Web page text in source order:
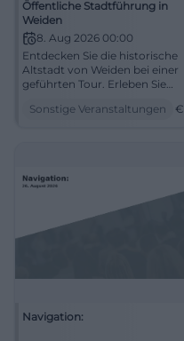
Öffentliche Stadtführung in
Weiden
8. Aug 2026 00:00
Entdecken Sie die historische
Altstadt von Weiden bei einer
geführten Tour. Erleben Sie
und enge Gassen.
Sonstige Veranstaltungen €
Navigation: